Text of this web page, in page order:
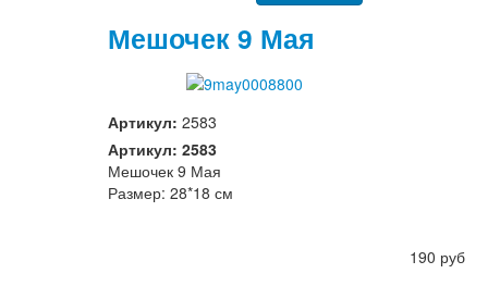
Мешочек 9 Мая
Артикул: 2583
Артикул: 2583
Мешочек 9 Мая
Размер: 28*18 см
190 руб